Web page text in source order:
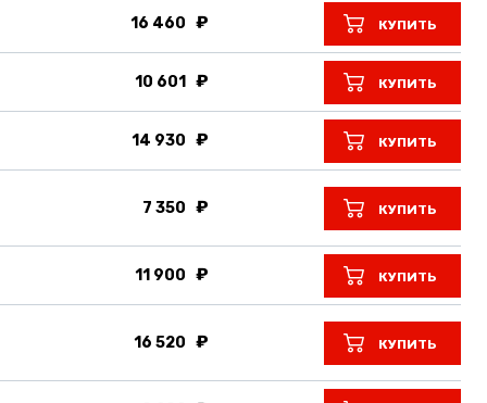
16 460 КУПИТЬ
10 601 КУПИТЬ
14 930 КУПИТЬ
7 350 КУПИТЬ
11 900 КУПИТЬ
16 520 КУПИТЬ